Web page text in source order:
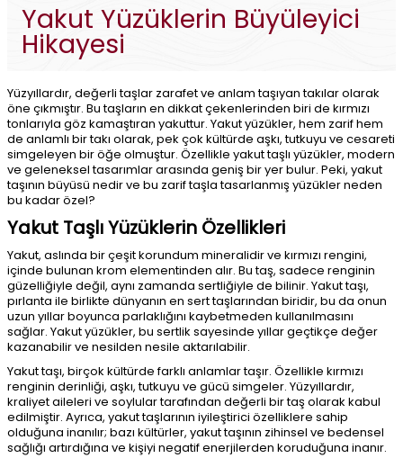
Yakut Yüzüklerin Büyüleyici
Hikayesi
Yüzyıllardır, değerli taşlar zarafet ve anlam taşıyan takılar olarak
öne çıkmıştır. Bu taşların en dikkat çekenlerinden biri de kırmızı
tonlarıyla göz kamaştıran yakuttur. Yakut yüzükler, hem zarif hem
de anlamlı bir takı olarak, pek çok kültürde aşkı, tutkuyu ve cesareti
simgeleyen bir öğe olmuştur. Özellikle yakut taşlı yüzükler, modern
ve geleneksel tasarımlar arasında geniş bir yer bulur. Peki, yakut
taşının büyüsü nedir ve bu zarif taşla tasarlanmış yüzükler neden
bu kadar özel?
Yakut Taşlı Yüzüklerin Özellikleri
Yakut, aslında bir çeşit korundum mineralidir ve kırmızı rengini,
içinde bulunan krom elementinden alır. Bu taş, sadece renginin
güzelliğiyle değil, aynı zamanda sertliğiyle de bilinir. Yakut taşı,
pırlanta ile birlikte dünyanın en sert taşlarından biridir, bu da onun
uzun yıllar boyunca parlaklığını kaybetmeden kullanılmasını
sağlar. Yakut yüzükler, bu sertlik sayesinde yıllar geçtikçe değer
kazanabilir ve nesilden nesile aktarılabilir.
Yakut taşı, birçok kültürde farklı anlamlar taşır. Özellikle kırmızı
renginin derinliği, aşkı, tutkuyu ve gücü simgeler. Yüzyıllardır,
kraliyet aileleri ve soylular tarafından değerli bir taş olarak kabul
edilmiştir. Ayrıca, yakut taşlarının iyileştirici özelliklere sahip
olduğuna inanılır; bazı kültürler, yakut taşının zihinsel ve bedensel
sağlığı artırdığına ve kişiyi negatif enerjilerden koruduğuna inanır.